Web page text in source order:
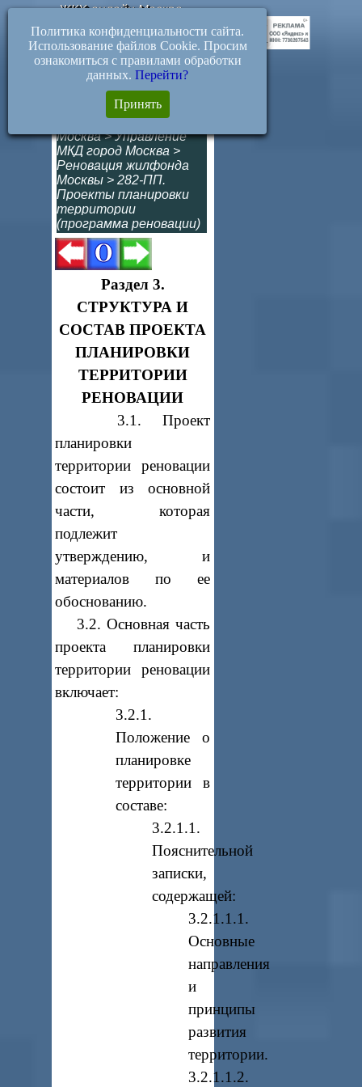
ЖКХ-онлайн.Москва
Структура и состав
проекта планировки
Москва>Управление
МКД город Москва >
Реновация жилфонда
Москвы >282-ПП.
Проекты планировки
территории
(программа реновации)
Раздел 3.
СТРУКТУРА И
СОСТАВ ПРОЕКТА
ПЛАНИРОВКИ
ТЕРРИТОРИИ
РЕНОВАЦИИ
3.1. Проект
планировки
территории реновации
состоит из основной
части, которая
подлежит
утверждению, и
материалов по ее
обоснованию.
3.2. Основная часть
проекта планировки
территории реновации
включает:
3.2.1.
Положение о
планировке
территории в
составе:
3.2.1.1.
Пояснительной
записки,
содержащей:
3.2.1.1.1.
Основные
направления
и
принципы
развития
территории.
3.2.1.1.2.
Политика конфиденциальности сайта.
Использование файлов Cookie. Просим
ознакомиться с правилами обработки
данных. Перейти?
Принять